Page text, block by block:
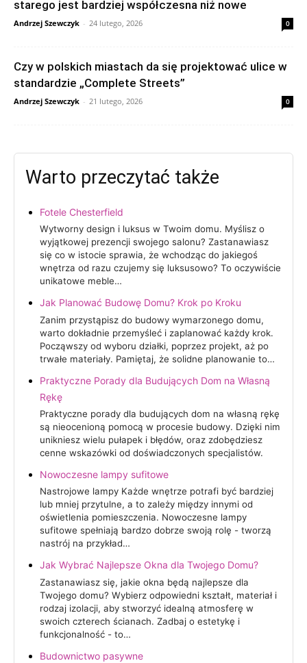
starego jest bardziej współczesna niż nowe
Andrzej Szewczyk - 24 lutego, 2026 0
Czy w polskich miastach da się projektować ulice w
standardzie „Complete Streets”
Andrzej Szewczyk - 21 lutego, 2026 0
Warto przeczytać także
Fotele Chesterfield
Wytworny design i luksus w Twoim domu. Myślisz o
wyjątkowej prezencji swojego salonu? Zastanawiasz
się co w istocie sprawia, że wchodząc do jakiegoś
wnętrza od razu czujemy się luksusowo? To oczywiście
unikatowe meble…
Jak Planować Budowę Domu? Krok po Kroku
Zanim przystąpisz do budowy wymarzonego domu,
warto dokładnie przemyśleć i zaplanować każdy krok.
Począwszy od wyboru działki, poprzez projekt, aż po
trwałe materiały. Pamiętaj, że solidne planowanie to…
Praktyczne Porady dla Budujących Dom na Własną
Rękę
Praktyczne porady dla budujących dom na własną rękę
są nieocenioną pomocą w procesie budowy. Dzięki nim
unikniesz wielu pułapek i błędów, oraz zdobędziesz
cenne wskazówki od doświadczonych specjalistów.
Nowoczesne lampy sufitowe
Nastrojowe lampy Każde wnętrze potrafi być bardziej
lub mniej przytulne, a to zależy między innymi od
oświetlenia pomieszczenia. Nowoczesne lampy
sufitowe spełniają bardzo dobrze swoją rolę - tworzą
nastrój na przykład…
Jak Wybrać Najlepsze Okna dla Twojego Domu?
Zastanawiasz się, jakie okna będą najlepsze dla
Twojego domu? Wybierz odpowiedni kształt, materiał i
rodzaj izolacji, aby stworzyć idealną atmosferę w
swoich czterech ścianach. Zadbaj o estetykę i
funkcjonalność - to…
Budownictwo pasywne